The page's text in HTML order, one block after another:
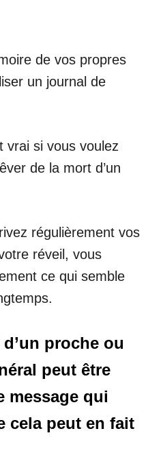
de vos propres
un journal de
vrai si vous voulez
de la mort d’un
régulièrement vos
réveil, vous
ce qui semble
proche ou
peut être
message qui
cela peut en fait